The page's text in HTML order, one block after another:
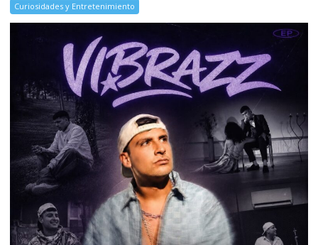
Curiosidades y Entretenimiento